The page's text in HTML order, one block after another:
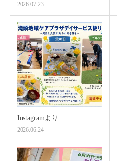
2026.07.23
Instagramより
2026.06.24